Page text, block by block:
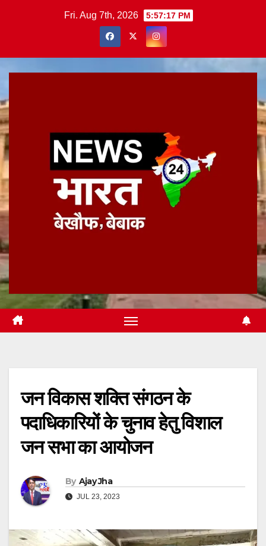
Fri. Aug 7th, 2026 5:57:18 PM
जन विकास शक्ति संगठन के
पदाधिकारियों के चुनाव हेतु विशाल
जन सभा का आयोजन
By Ajay Jha
JUL 23, 2023